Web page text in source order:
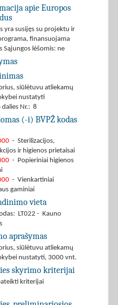
apie Europos
yra susijęs su projektu ir
finansuojama
Sąjungos lėšomis: ne
siūlėtuvu atliekamų
nustatyti
dalies Nr.: 8
(-i) BVPŽ kodas
- Sterilizacijos,
ir higienos prietaisai
- Popieriniai higienos
- Vienkartiniai
gaminiai
vieta
LT022 - Kauno
aprašymas
siūlėtuvu atliekamų
nustatyti, 3000 vnt.
skyrimo kriterijai
kriterijai